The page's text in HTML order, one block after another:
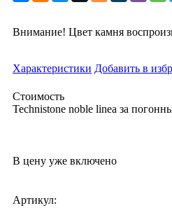
Внимание! Цвет камня
Характеристики Добавить в
Стоимость
Technistone noble linea за
В цену уже включено
Артикул: